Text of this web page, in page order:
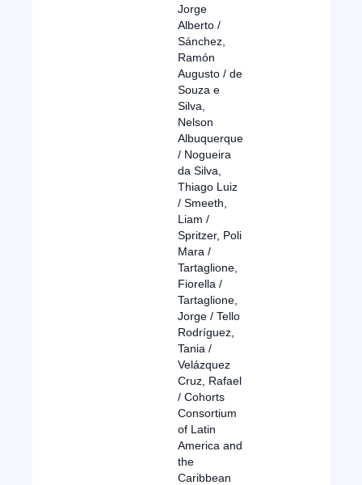
Jorge
Alberto /
Sánchez,
Ramón
Augusto / de
Souza e
Silva,
Nelson
Albuquerque
/ Nogueira
da Silva,
Thiago Luiz
/ Smeeth,
Liam /
Spritzer, Poli
Mara /
Tartaglione,
Fiorella /
Tartaglione,
Jorge / Tello
Rodríguez,
Tania /
Velázquez
Cruz, Rafael
/ Cohorts
Consortium
of Latin
America and
the
Caribbean